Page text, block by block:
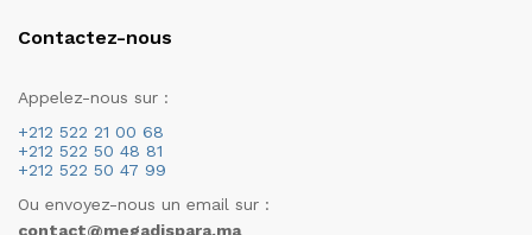
Contactez-nous
Appelez-nous sur :
+212 522 21 00 68
+212 522 50 48 81
+212 522 50 47 99
Ou envoyez-nous un email sur :
contact@megadispara.ma